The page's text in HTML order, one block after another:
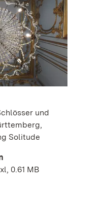
und
Solitude
0.61 MB